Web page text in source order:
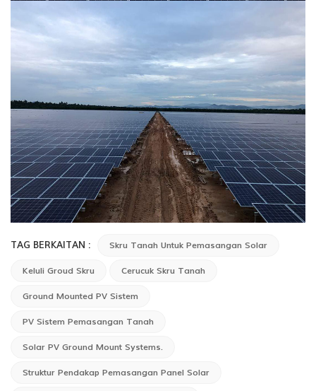
TAG BERKAITAN : Skru Tanah Untuk Pemasangan Solar
Keluli Groud Skru Cerucuk Skru Tanah
Ground Mounted PV Sistem
PV Sistem Pemasangan Tanah
Solar PV Ground Mount Systems.
Struktur Pendakap Pemasangan Panel Solar